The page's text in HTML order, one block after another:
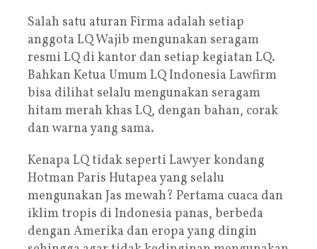
Salah satu aturan Firma adalah setiap
anggota LQ Wajib mengunakan seragam
resmi LQ di kantor dan setiap kegiatan LQ.
Bahkan Ketua Umum LQ Indonesia Lawfirm
bisa dilihat selalu mengunakan seragam
hitam merah khas LQ, dengan bahan, corak
dan warna yang sama.
Kenapa LQ tidak seperti Lawyer kondang
Hotman Paris Hutapea yang selalu
mengunakan Jas mewah? Pertama cuaca dan
iklim tropis di Indonesia panas, berbeda
dengan Amerika dan eropa yang dingin